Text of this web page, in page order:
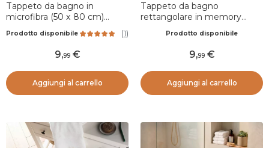
Tappeto da bagno in
microfibra (50 x 80 cm)
Prodotto disponibile (1)
9,99
Aggiungi al carrello
Tappeto da bagno
rettangolare in memory
Verde eucalipto
Prodotto disponibile
9,99
Aggiungi al carrello